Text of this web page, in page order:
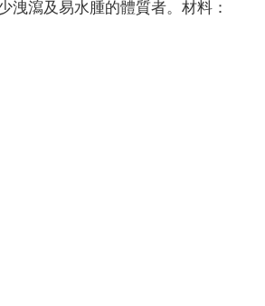
洩瀉及易水腫的體質者。材料：